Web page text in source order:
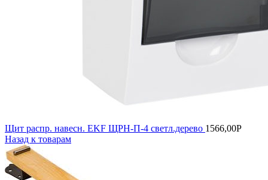
Щит распр. навесн. EKF ЩРН-П-4 светл.дерево 1566,00Р
Назад к товарам